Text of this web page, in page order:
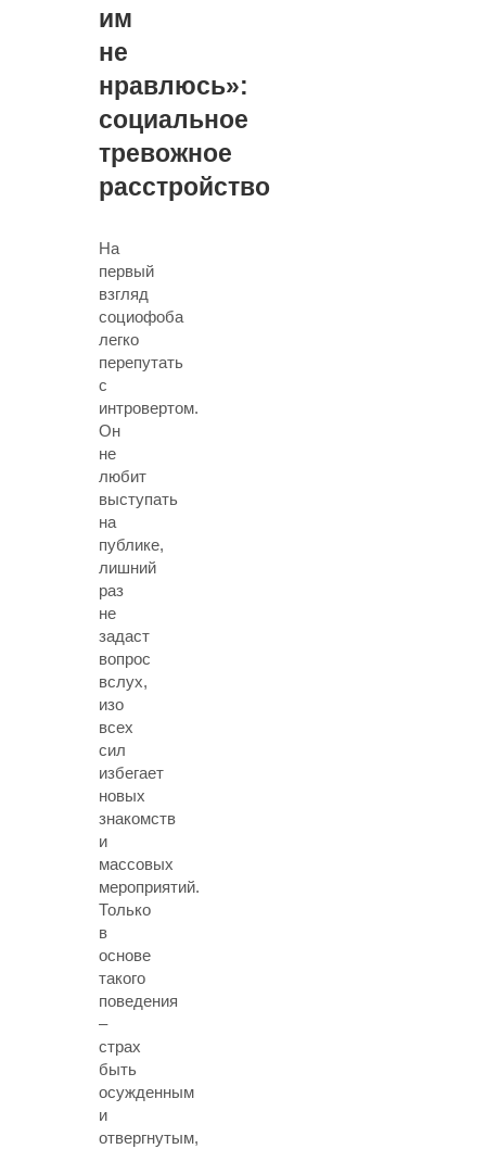
им
не
нравлюсь»:
социальное
тревожное
расстройство
На
первый
взгляд
социофоба
легко
перепутать
с
интровертом.
Он
не
любит
выступать
на
публике,
лишний
раз
не
задаст
вопрос
вслух,
изо
всех
сил
избегает
новых
знакомств
и
массовых
мероприятий.
Только
в
основе
такого
поведения
–
страх
быть
осужденным
и
отвергнутым,